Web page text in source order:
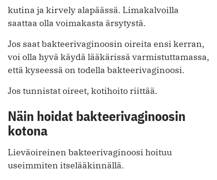
kutina ja kirvely alapäässä. Limakalvoilla
saattaa olla voimakasta ärsytystä.
Jos saat bakteerivaginoosin oireita ensi kerran,
voi olla hyvä käydä lääkärissä varmistuttamassa,
että kyseessä on todella bakteerivaginoosi.
Jos tunnistat oireet, kotihoito riittää.
Näin hoidat bakteerivaginoosin
kotona
Lieväoireinen bakteerivaginoosi hoituu
useimmiten itselääkinnällä.